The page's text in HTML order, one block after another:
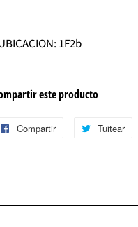
1F2b
este producto
Compartir
CompartirTuitear